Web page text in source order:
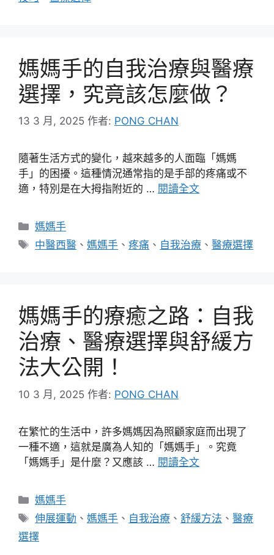
媽媽手的自我治療與醫療
選擇，究竟該怎麼做？
13 3 月, 2025 作者: PONG CHAN
隨著生活方式的變化，越來越多的人面臨「媽媽
手」的困擾。這種情況通常指的是手部的疼痛或不
適，特別是在大拇指附近的 … 閱讀全文
分
類
媽媽手
標
中醫西醫 、媽媽手 、疼痛 、 自我治療 、醫療選擇
媽媽手的療癒之路：自我
治療、醫療選擇與舒緩方
法大公開！
10 3 月, 2025 作者: PONG CHAN
在繁忙的生活中，許多媽媽因為照顧家庭而出現了
一種不適，這就是廣為人知的「媽媽手」。究竟
「媽媽手」是什麼？又應該 … 閱讀全文
分
類
媽媽手
標
籤
伸展運動 、媽媽手 、 自我治療 、舒緩方法 、醫療
選擇